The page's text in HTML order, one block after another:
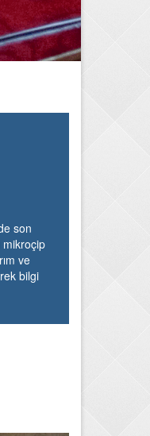
son
mikroçip
ve
bilgi